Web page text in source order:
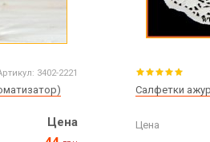
3402-2221
Цена
Салфетки
Цена